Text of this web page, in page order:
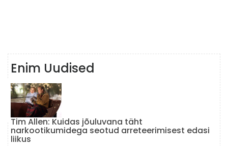
Enim Uudised
Tim Allen: Kuidas jõuluvana täht
narkootikumidega seotud arreteerimisest edasi
liikus